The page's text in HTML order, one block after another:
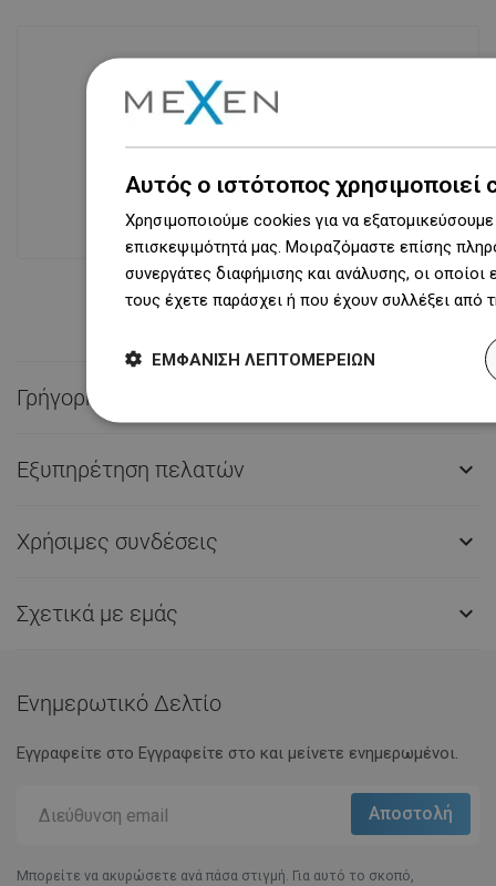
Διαθεσιμότητα προϊόντων
θέσεις παλετών παρέχει πάνω από 1
500 000 διαθέσιμα προϊόντα!
Γρήγορη επαφή
Εξυπηρέτηση πελατών 
Χρήσιμες συνδέσεις 
Σχετικά με εμάς 
Ενημερωτικό Δελτίο
Εγγραφείτε στο Eγγραφείτε στο και μείνετε ενημερωμένοι.
Μπορείτε να ακυρώσετε ανά πάσα στιγμή. Για αυτό το σκοπό,
Αυτός ο ιστότοπος χρησιμοποιεί
Χρησιμοποιούμε cookies για να
επισκεψιμότητά μας. Μοιραζόμαστε επίσης
συνεργάτες διαφήμισης και ανάλυσης, οι
τους έχετε παράσχει ή που έχουν συλλέξει
ΕΜΦΆΝΙΣΗ ΛΕΠΤΟΜΕΡΕΙΏΝ